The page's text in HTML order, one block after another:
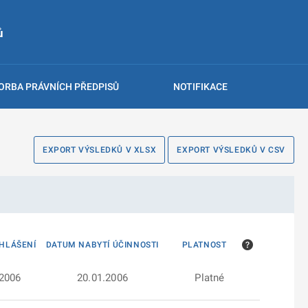
PRÁVNÍCH PŘEDPISŮ NOTIFIKACE
EXPORT VÝSLEDKŮ V XLSX EXPORT VÝSLEDKŮ V CSV
DATUM NABYTÍ ÚČINNOSTI PLATNOST
20.01.2006 Platné